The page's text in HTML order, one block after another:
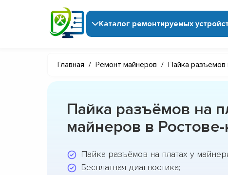
Каталог ремонтируемых
Главная / Ремонт майнеров / Пайка разъёмов
Пайка разъёмов на
майнеров в
Пайка разъёмов на платах у
Бесплатная диагностика;